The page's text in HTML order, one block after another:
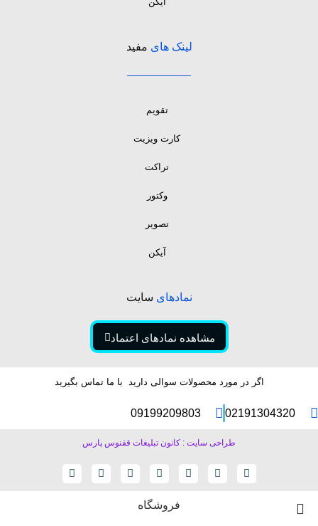
لینک های مفید
تقویم
کارت ویزیت
تراکت
وکتور
تصویر
آیکن
نمادهای سایت
مشاهده نمادهای اعتماد
اگر در مورد محصولات سوالی دارید با ما تماس بگیرید
02191304320
09199209803
طراحی سایت : کانون تبلیغات ققنوس پارس
فروشگاه